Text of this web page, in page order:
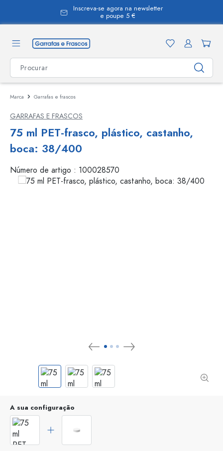
Inscreva-se agora na newsletter
e poupe 5 €
Marca Garrafas e frascos
GARRAFAS E FRASCOS
75 ml PET-frasco, plástico, castanho,
boca: 38/400
Número de artigo : 100028570
A sua configuração